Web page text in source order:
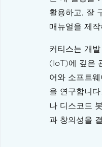
활용하고, 잘
매뉴얼을 제
커티스는 개
(IoT)에 깊은
어와 소프트
을 연구합니
나 디스코드
과 창의성을